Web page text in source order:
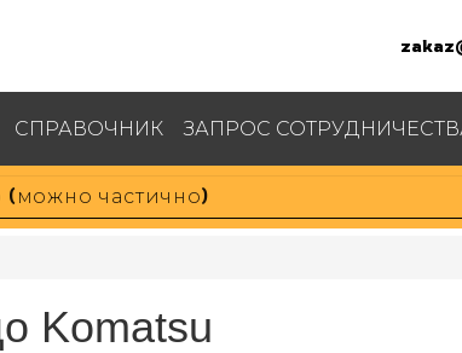
СПРАВОЧНИК ЗАПРОС
Komatsu